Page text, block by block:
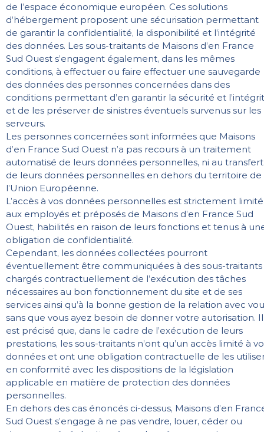
de l’espace économique européen. Ces solutions
d’hébergement proposent une sécurisation permettant
de garantir la confidentialité, la disponibilité et l’intégrité
des données. Les sous-traitants de Maisons d’en France
Sud Ouest s’engagent également, dans les mêmes
conditions, à effectuer ou faire effectuer une sauvegarde
des données des personnes concernées dans des
conditions permettant d’en garantir la sécurité et
et de les préserver de sinistres éventuels survenus sur les
serveurs.
Les personnes concernées sont informées que Maisons
d’en France Sud Ouest n’a pas recours à un traitement
automatisé de leurs données personnelles, ni au transfert
de leurs données personnelles en dehors du territoire de
l’Union Européenne.
L’accès à vos données personnelles est strictement limité
aux employés et préposés de Maisons d’en France Sud
Ouest, habilités en raison de leurs fonctions et tenus à
obligation de confidentialité.
Cependant, les données collectées pourront
éventuellement être communiquées à des sous-traitants
chargés contractuellement de l’exécution des tâches
nécessaires au bon fonctionnement du site et de ses
services ainsi qu’à la bonne gestion de la relation avec
sans que vous ayez besoin de donner votre autorisation. Il
est précisé que, dans le cadre de l’exécution de leurs
prestations, les sous-traitants n’ont qu’un accès limité à
données et ont une obligation contractuelle de les
en conformité avec les dispositions de la législation
applicable en matière de protection des données
personnelles.
En dehors des cas énoncés ci-dessus, Maisons d’en
Sud Ouest s’engage à ne pas vendre, louer, céder ou